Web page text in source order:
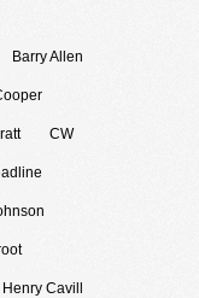
Barry Allen
CW
Henry Cavill